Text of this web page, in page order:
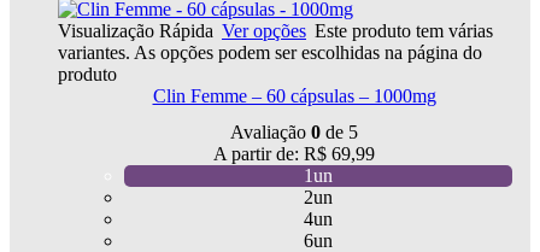
Visualização Rápida Ver opções Este produto tem várias
variantes. As opções podem ser escolhidas na página do
produto
Clin Femme – 60 cápsulas – 1000mg
Avaliação 0 de 5
A partir de: R$ 69,99
1un
2un
4un
6un